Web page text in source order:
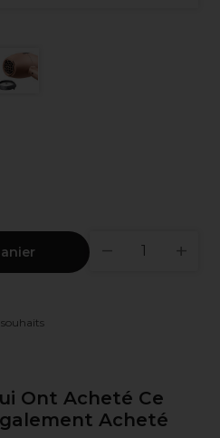
Ont Acheté Ce
Acheté